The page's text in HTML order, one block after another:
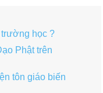
trường học ?
Phật trên
tôn giáo biến